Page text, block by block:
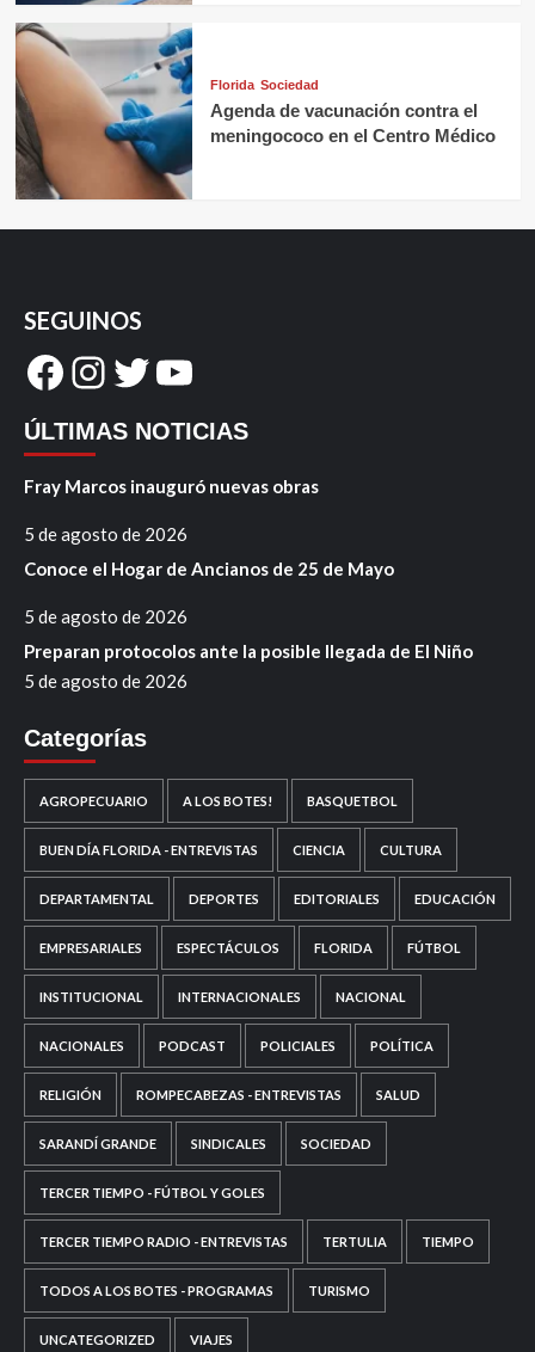
Florida Sociedad
Agenda de vacunación contra el
meningococo en el Centro Médico
SEGUINOS
Facebook
Instagram
Twitter
YouTube
ÚLTIMAS NOTICIAS
Fray Marcos inauguró nuevas obras
5 de agosto de 2026
Conoce el Hogar de Ancianos de 25 de Mayo
5 de agosto de 2026
Preparan protocolos ante la posible llegada de El Niño
5 de agosto de 2026
Categorías
AGROPECUARIO A LOS BOTES! BASQUETBOL
BUEN DÍA FLORIDA - ENTREVISTAS CIENCIA CULTURA
DEPARTAMENTAL DEPORTES EDITORIALES EDUCACIÓN
EMPRESARIALES ESPECTÁCULOS FLORIDA FÚTBOL
INSTITUCIONAL INTERNACIONALES NACIONAL
NACIONALES PODCAST POLICIALES POLÍTICA
RELIGIÓN ROMPECABEZAS - ENTREVISTAS SALUD
SARANDÍ GRANDE SINDICALES SOCIEDAD
TERCER TIEMPO - FÚTBOL Y GOLES
TERCER TIEMPO RADIO - ENTREVISTAS TERTULIA TIEMPO
TODOS A LOS BOTES - PROGRAMAS TURISMO
UNCATEGORIZED VIAJES